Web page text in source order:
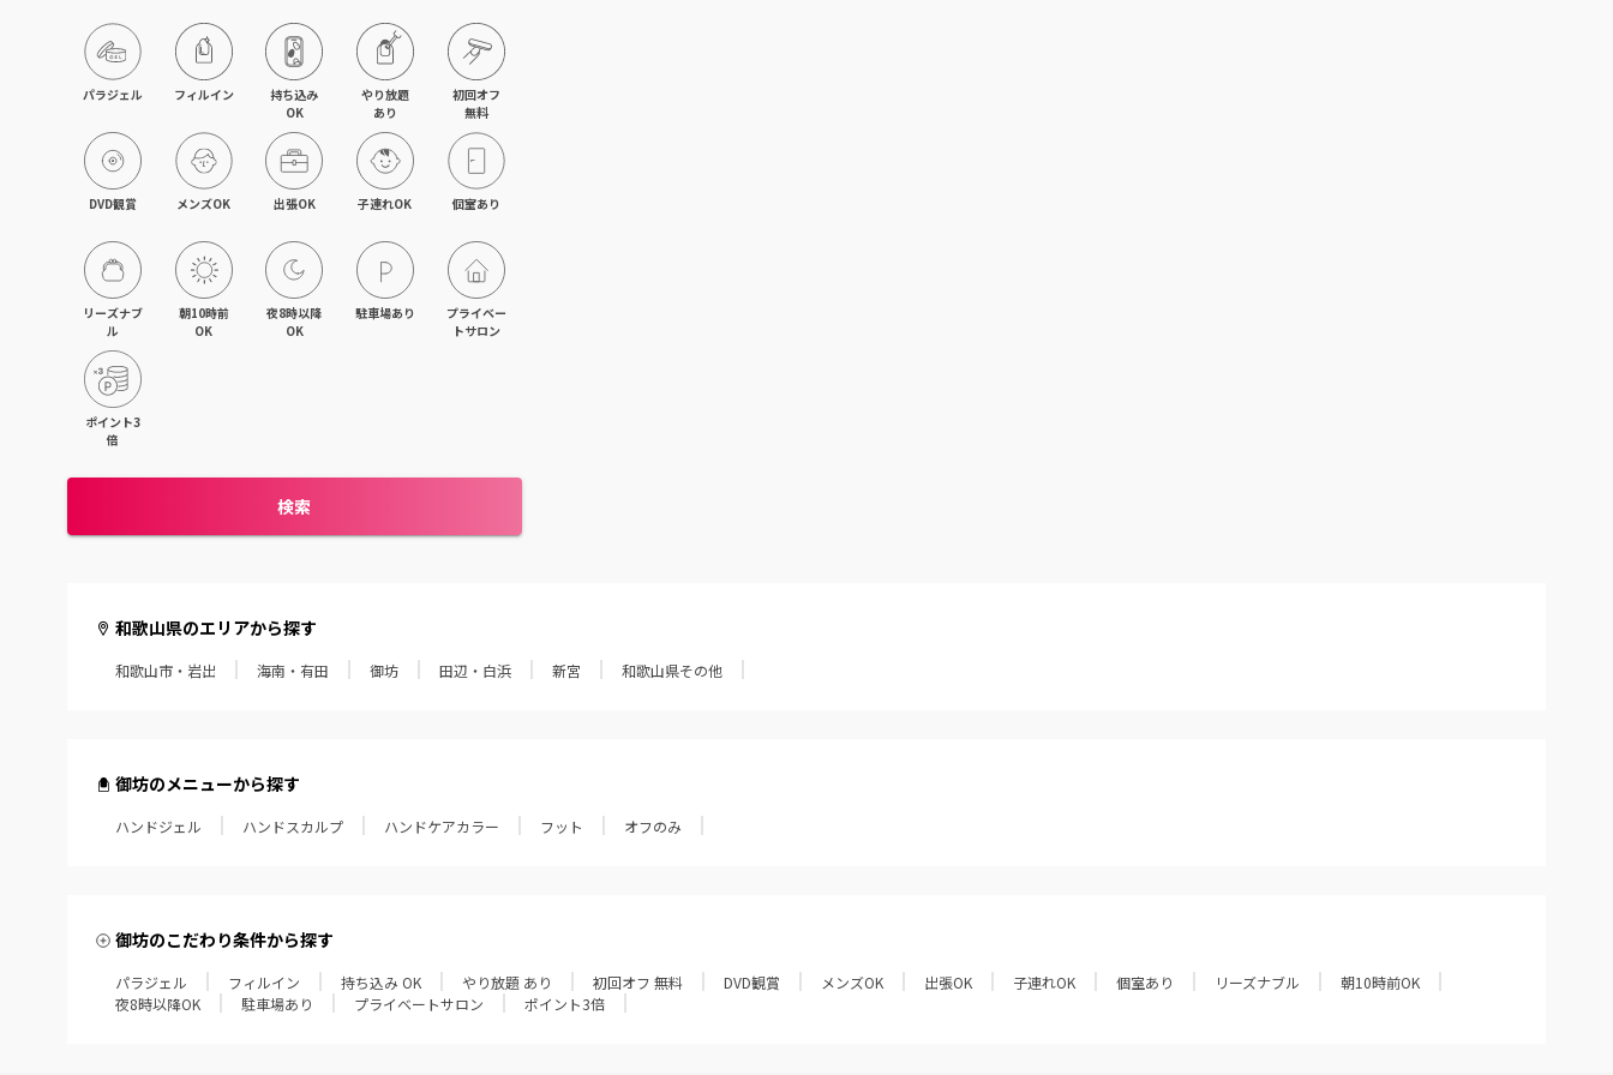
パラジェル フィルイン
持ち込み
OK
やり放題
あり
初回オフ
無料
DVD観賞 メンズOK 出張OK 子連れOK 個室あり
リーズナブ
ル
朝10時前
OK
夜8時以降
OK
駐車場あり
プライベー
トサロン
ポイント3
倍
検索
和歌山県のエリアから探す
和歌山市・岩出 海南・有田 御坊 田辺・白浜 新宮 和歌山県その他
御坊のメニューから探す
ハンドジェル ハンドスカルプ ハンドケアカラー フット オフのみ
御坊のこだわり条件から探す
パラジェル フィルイン 持ち込み OK やり放題 あり 初回オフ 無料 DVD観賞 メンズOK 出張OK 子連れOK 個室あり リーズナブル
朝10時前OK
夜8時以降OK
駐車場あり プライベートサロン ポイント3倍